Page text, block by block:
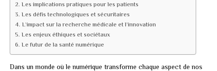
Les implications pratiques pour les patients
Les défis technologiques et sécuritaires
L’impact sur la recherche médicale et l’innovation
Les enjeux éthiques et sociétaux
Le futur de la santé numérique
Dans un monde où le numérique transforme chaque aspect de nos